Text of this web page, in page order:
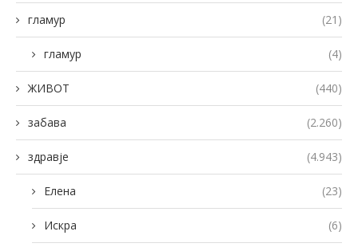
гламур (21)
гламур (4)
ЖИВОТ (440)
забава (2.260)
здравје (4.943)
Елена (23)
Искра (6)